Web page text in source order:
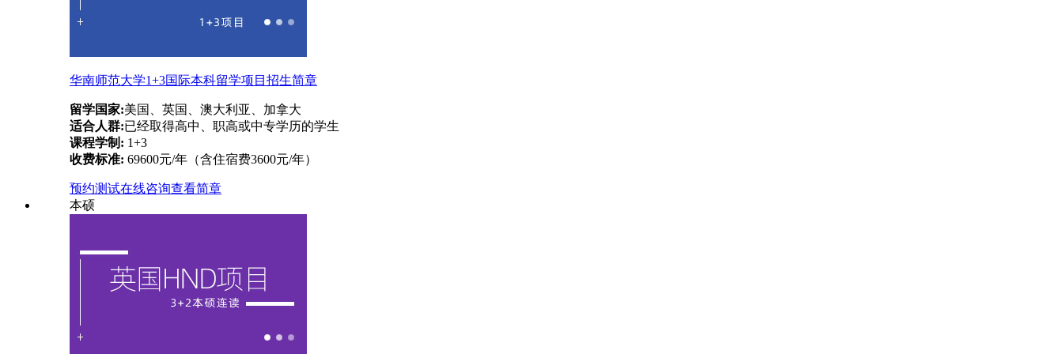
华南师范大学1+3国际本科留学项目招生简章
留学国家:美国、英国、澳大利亚、加拿大
适合人群:已经取得高中、职高或中专学历的学生
课程学制: 1+3
收费标准: 69600元/年（含住宿费3600元/年）
预约测试在线咨询查看简章
本硕